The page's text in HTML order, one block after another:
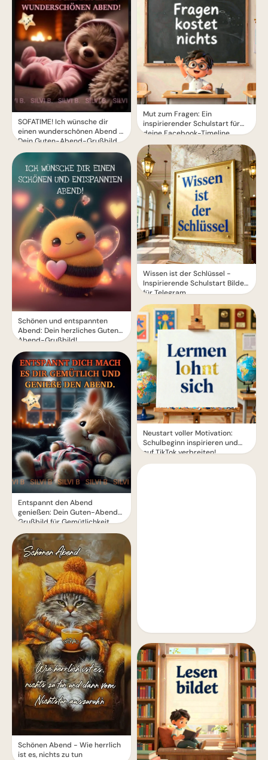
SOFATIME! Ich wünsche dir
einen wunderschönen Abend –
Dein Guten-Abend-Grußbild
Schönen und entspannten
Abend: Dein herzliches Guten-
Abend-Grußbild!
Entspannt den Abend
genießen: Dein Guten-Abend-
Grußbild für Gemütlichkeit.
Schönen Abend - Wie herrlich
ist es, nichts zu tun
Mut zum Fragen: Ein
inspirierender Schulstart für
deine Facebook-Timeline
Wissen ist der Schlüssel -
Inspirierende Schulstart Bilder
für Telegram
Neustart voller Motivation:
Schulbeginn inspirieren und
auf TikTok verbreiten!